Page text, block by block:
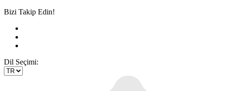
Bizi Takip Edin!
Dil Seçimi: